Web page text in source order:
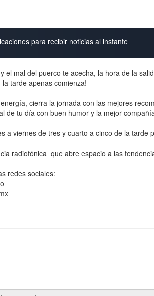
para recibir noticias al instante
el mal del puerco te acecha, la hora de la
tarde apenas comienza!
cierra la jornada con las mejores
de tu día con buen humor y la mejor
a viernes de tres y cuarto a cinco de la tarde
radiofónica que abre espacio a las
redes sociales: